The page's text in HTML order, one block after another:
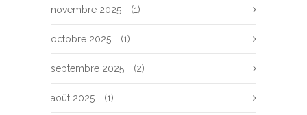
novembre 2025 (1)
octobre 2025 (1)
septembre 2025 (2)
août 2025 (1)